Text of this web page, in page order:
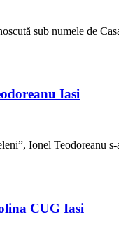
sub numele de
Iasi
Ionel Teodoreanu
CUG Iasi